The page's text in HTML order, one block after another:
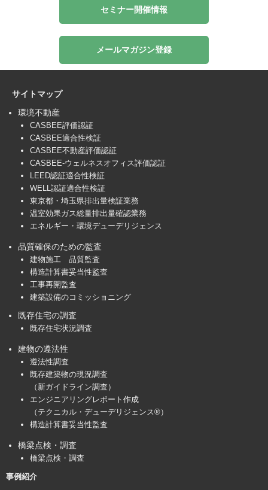
セミナー開催情報
メールマガジン登録
サイトマップ
環境不動産
CASBEE評価認証
CASBEE適合性検証
CASBEE不動産評価認証
CASBEE-ウェルネスオフィス評価認証
LEED認証適合性検証
WELL認証適合性検証
東京都・埼玉県排出量検証業務
温室効果ガス総量排出量確認業務
エネルギー・環境デューデリジェンス
品質確保のための監査
建物施工 品質監査
構造計算書妥当性監査
工事再開監査
建築設備のコミッショニング
既存住宅の調査
既存住宅状況調査
建物の遵法性
遵法性調査
既存建築物の現況調査
（新ガイドライン調査）
エンジニアリングレポート作成
（テクニカル・デューデリジェンス®）
構造計算書妥当性監査
橋梁点検・調査
橋梁点検・調査
事例紹介